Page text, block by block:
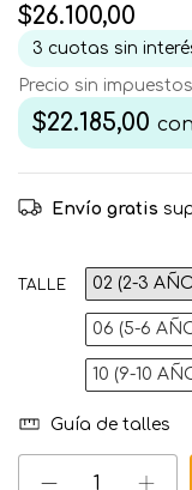
$26.100,00
3 cuotas sin
Precio sin impuestos
$22.185,00 con
Envío gratis
TALLE 02 (2-3
06 (5-6
10 (9-10
Guía de talles